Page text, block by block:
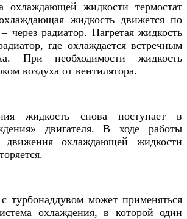
охлаждающей жидкости термостат
жидкость движется по
через радиатор. Нагретая жидкость
где охлаждается встречным
При необходимости жидкость
воздуха от вентилятора.
жидкость снова поступает в
двигателя. В ходе работы
движения охлаждающей жидкости
турбонаддувом может применяться
охлаждения, в которой один